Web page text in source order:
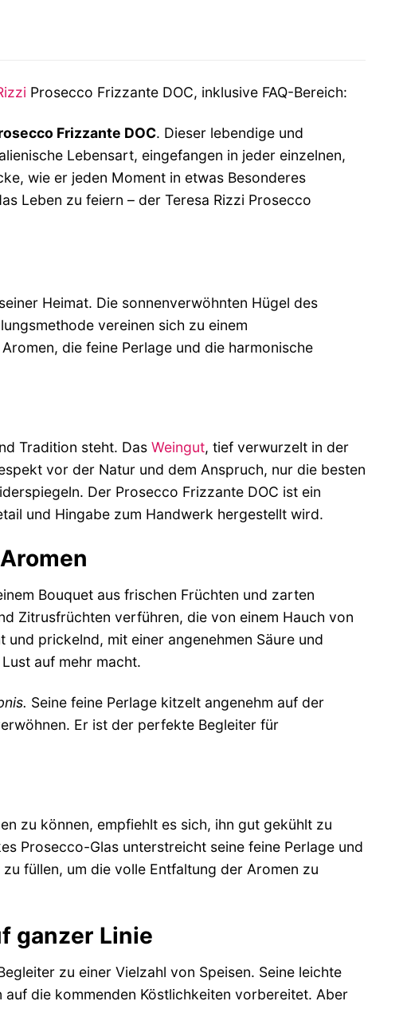
Prosecco Frizzante DOC, inklusive FAQ-Bereich:
Frizzante DOC. Dieser lebendige und
Lebensart, eingefangen in jeder einzelnen,
wie er jeden Moment in etwas Besonderes
Leben zu feiern – der Teresa Rizzi Prosecco
Heimat. Die sonnenverwöhnten Hügel des
vereinen sich zu einem
die feine Perlage und die harmonische
Tradition steht. Das Weingut, tief verwurzelt in der
vor der Natur und dem Anspruch, nur die besten
Der Prosecco Frizzante DOC ist ein
und Hingabe zum Handwerk hergestellt wird.
Bouquet aus frischen Früchten und zarten
Zitrusfrüchten verführen, die von einem Hauch von
prickelnd, mit einer angenehmen Säure und
auf mehr macht.
Seine feine Perlage kitzelt angenehm auf der
Er ist der perfekte Begleiter für
zu können, empfiehlt es sich, ihn gut gekühlt zu
Prosecco-Glas unterstreicht seine feine Perlage und
füllen, um die volle Entfaltung der Aromen zu
ganzer Linie
zu einer Vielzahl von Speisen. Seine leichte
die kommenden Köstlichkeiten vorbereitet. Aber